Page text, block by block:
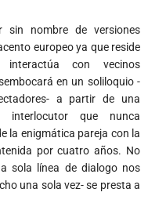
sin nombre de versiones
europeo ya que reside
con vecinos
en un soliloquio -
a partir de una
que nunca
la enigmática pareja con la
por cuatro años. No
sola línea de dialogo nos
una sola vez- se presta a